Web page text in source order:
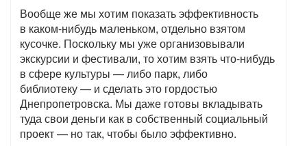
Вообще же мы хотим показать эффективность
в каком-нибудь маленьком, отдельно взятом
кусочке. Поскольку мы уже организовывали
экскурсии и фестивали, то хотим взять что-нибудь
в сфере культуры — либо парк, либо
библиотеку — и сделать это гордостью
Днепропетровска. Мы даже готовы вкладывать
туда свои деньги как в собственный социальный
проект — но так, чтобы было эффективно.